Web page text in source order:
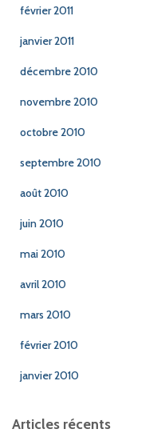
février 2011
janvier 2011
décembre 2010
novembre 2010
octobre 2010
septembre 2010
août 2010
juin 2010
mai 2010
avril 2010
mars 2010
février 2010
janvier 2010
Articles récents